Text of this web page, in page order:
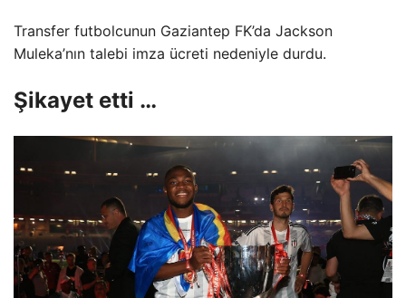
Transfer futbolcunun Gaziantep FK’da Jackson
Muleka’nın talebi imza ücreti nedeniyle durdu.
Şikayet etti …